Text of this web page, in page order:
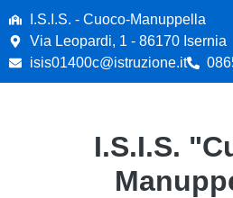
contenuto
I.S.I.S. - Cuoco-Manuppella
Via Leopardi, 1 - 86170 Isernia
isis01400c@istruzione.it
I.S.I.S. "Cuoco -